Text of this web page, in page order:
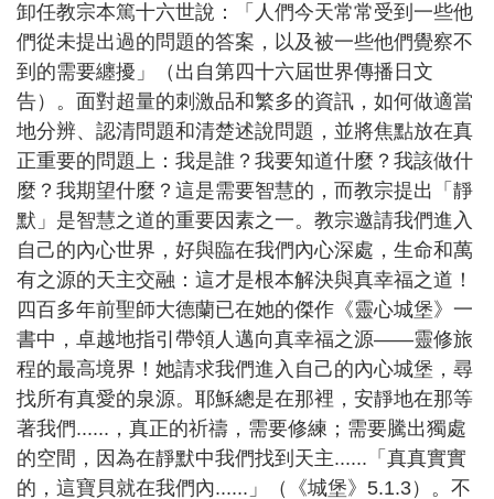
卸任教宗本篤十六世說：「人們今天常常受到一些他
們從未提出過的問題的答案，以及被一些他們覺察不
到的需要纏擾」（出自第四十六屆世界傳播日文
告）。面對超量的刺激品和繁多的資訊，如何做適當
地分辨、認清問題和清楚述說問題，並將焦點放在真
正重要的問題上：我是誰？我要知道什麼？我該做什
麼？我期望什麼？這是需要智慧的，而教宗提出「靜
默」是智慧之道的重要因素之一。教宗邀請我們進入
自己的內心世界，好與臨在我們內心深處，生命和萬
有之源的天主交融：這才是根本解決與真幸福之道！
四百多年前聖師大德蘭已在她的傑作《靈心城堡》一
書中，卓越地指引帶領人邁向真幸福之源——靈修旅
程的最高境界！她請求我們進入自己的內心城堡，尋
找所有真愛的泉源。耶穌總是在那裡，安靜地在那等
著我們......，真正的祈禱，需要修練；需要騰出獨處
的空間，因為在靜默中我們找到天主......「真真實實
的，這寶貝就在我們內......」（《城堡》5.1.3）。不